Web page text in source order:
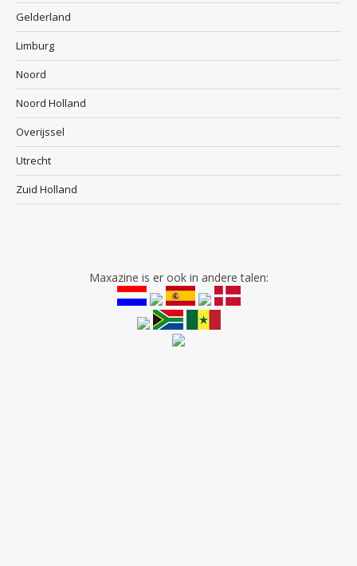
Gelderland
Limburg
Noord
Noord Holland
Overijssel
Utrecht
Zuid Holland
Maxazine is er ook in andere talen: